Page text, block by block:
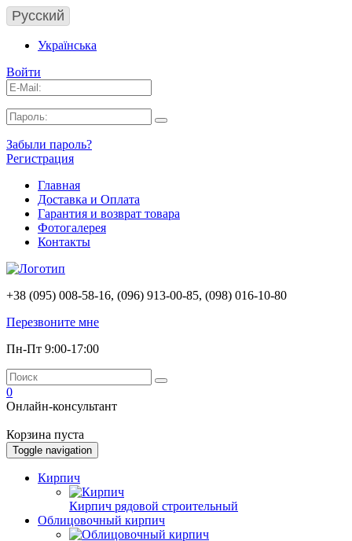
Русский
Українська
Войти
Забыли пароль?
Регистрация
Главная
Доставка и Оплата
Гарантия и возврат товара
Фотогалерея
Контакты
+38 (095) 008-58-16, (096) 913-00-85, (098) 016-10-80
Перезвоните мне
Пн-Пт 9:00-17:00
0
Онлайн-консультант
Корзина пуста
Toggle navigation
Кирпич
Кирпич рядовой строительный
Облицовочный кирпич